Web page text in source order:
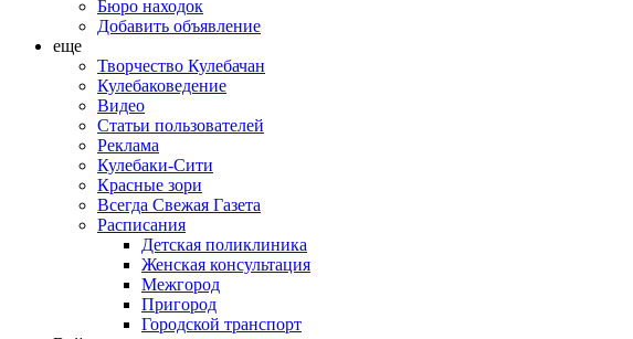
Бюро находок
Добавить объявление
еще
Творчество Кулебачан
Кулебаковедение
Видео
Статьи пользователей
Реклама
Кулебаки-Сити
Красные зори
Всегда Свежая Газета
Расписания
Детская поликлиника
Женская консультация
Межгород
Пригород
Городской транспорт